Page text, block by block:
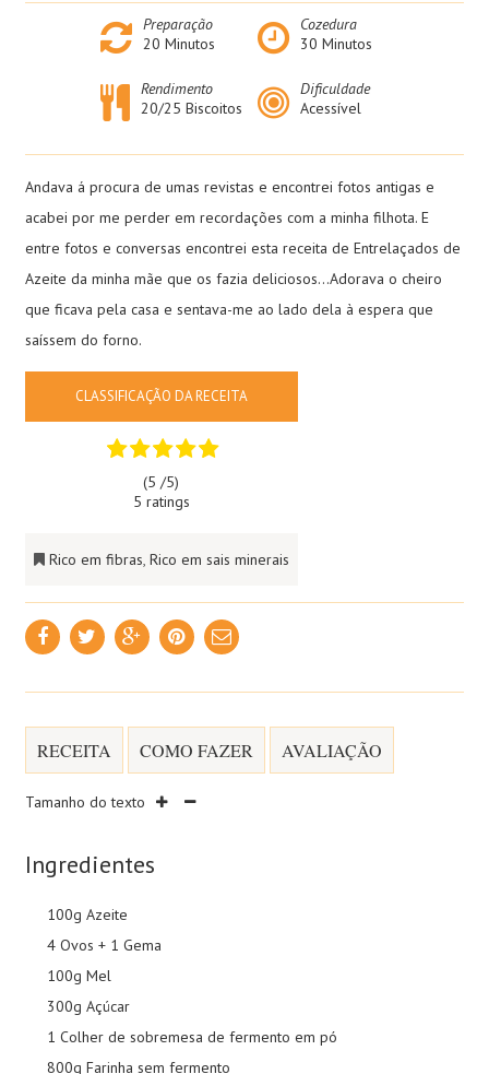
Preparação
20 Minutos
Cozedura
30 Minutos
Rendimento
20/25 Biscoitos
Dificuldade
Acessível
Andava á procura de umas revistas e encontrei fotos antigas e
acabei por me perder em recordações com a minha filhota. E
entre fotos e conversas encontrei esta receita de Entrelaçados de
Azeite da minha mãe que os fazia deliciosos…Adorava o cheiro
que ficava pela casa e sentava-me ao lado dela à espera que
saíssem do forno.
CLASSIFICAÇÃO DA RECEITA
(5 /5)
5 ratings
Rico em fibras, Rico em sais minerais
RECEITA COMO FAZER AVALIAÇÃO
Tamanho do texto
Ingredientes
100g Azeite
4 Ovos + 1 Gema
100g Mel
300g Açúcar
1 Colher de sobremesa de fermento em pó
800g Farinha sem fermento